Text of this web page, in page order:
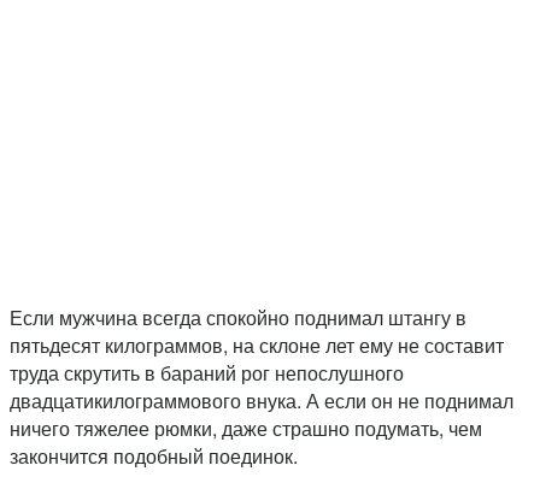
Если мужчина всегда спокойно поднимал штангу в
пятьдесят килограммов, на склоне лет ему не составит
труда скрутить в бараний рог непослушного
двадцатикилограммового внука. А если он не поднимал
ничего тяжелее рюмки, даже страшно подумать, чем
закончится подобный поединок.